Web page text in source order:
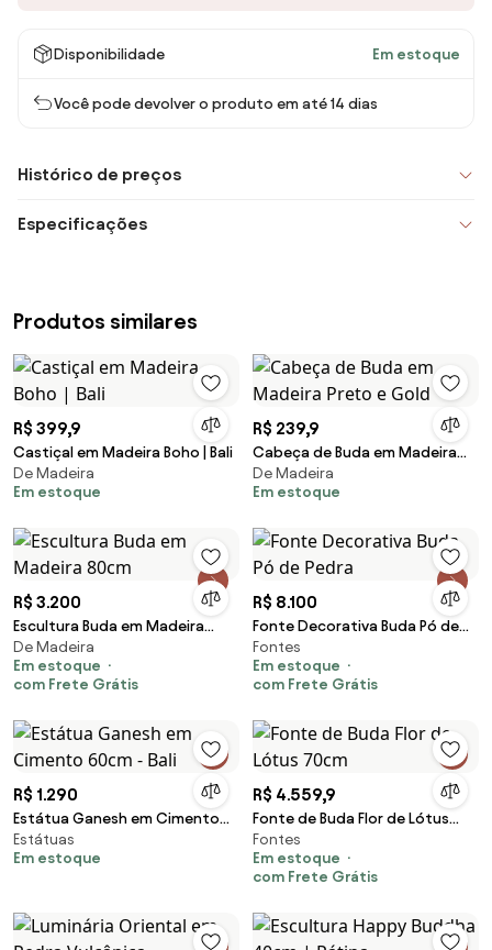
Disponibilidade Em estoque
Você pode devolver o produto em até 14 dias
Histórico de preços
Especificações
Produtos similares
R$ 399,9
Castiçal em Madeira Boho | Bali
De Madeira
Em estoque
R$ 239,9
Cabeça de Buda em Madeira
Preto e Gold
De Madeira
Em estoque
R$ 3.200
Escultura Buda em Madeira
80cm
De Madeira
Em estoque
com Frete Grátis
R$ 8.100
Fonte Decorativa Buda Pó de
Pedra
Fontes
Em estoque
com Frete Grátis
R$ 1.290
Estátua Ganesh em Cimento
60cm - Bali
Estátuas
Em estoque
R$ 4.559,9
Fonte de Buda Flor de Lótus
70cm
Fontes
Em estoque
com Frete Grátis